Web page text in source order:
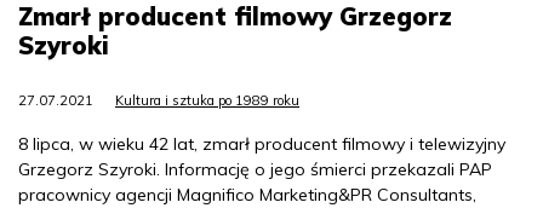
Zmarł producent filmowy Grzegorz
Szyroki
27.07.2021 Kultura i sztuka po 1989 roku
8 lipca, w wieku 42 lat, zmarł producent filmowy i telewizyjny
Grzegorz Szyroki. Informację o jego śmierci przekazali PAP
pracownicy agencji Magnifico Marketing&PR Consultants,